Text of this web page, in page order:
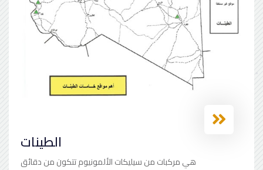
الطينات
هي مركبات من سيليكات الألمونيوم تتكون من دقائق